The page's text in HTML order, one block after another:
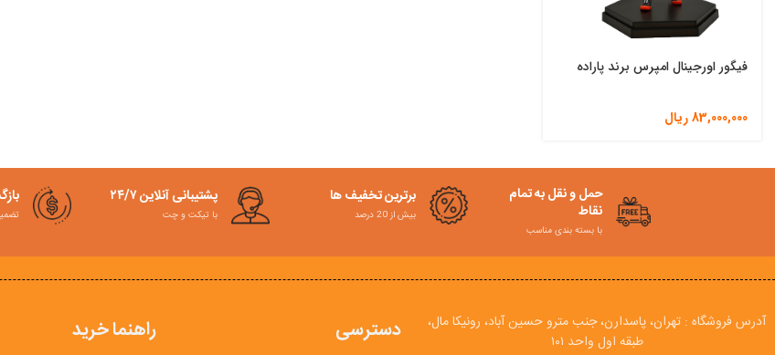
فیگور اورجینال امپرس برند پاراده
83,000,000ریال
حمل و نقل به تمام
نقاط
با بسته بندی مناسب
برترین تخفیف ها
بیش از 20 درصد
پشتیبانی آنلاین ۲۴/۷
با تیکت و چت
آدرس فروشگاه : تهران، پاسدارن، جنب مترو حسین آباد، رونیکا مال،
طبقه اول واحد ۱۰۱
دسترسی راهنما خرید